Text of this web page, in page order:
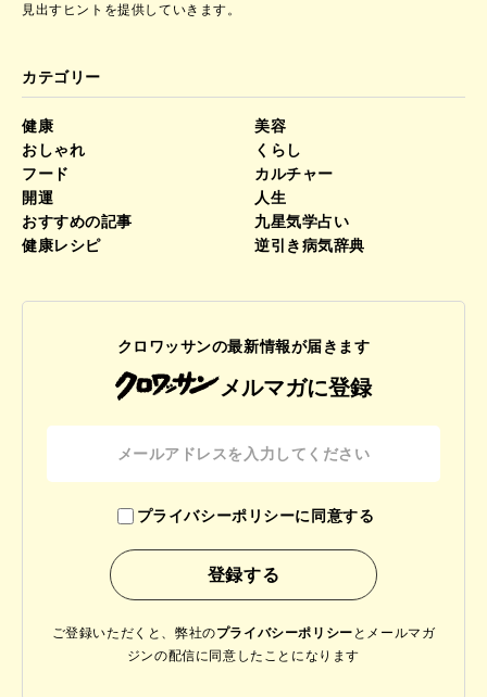
見出すヒントを提供していきます。
カテゴリー
健康
美容
おしゃれ
くらし
フード
カルチャー
開運
人生
おすすめの記事
九星気学占い
健康レシピ
逆引き病気辞典
クロワッサンの最新情報が届きます
メルマガに登録
プライバシーポリシーに同意する
ご登録いただくと、弊社のプライバシーポリシー と メールマガ
ジンの配信に同意したことになります